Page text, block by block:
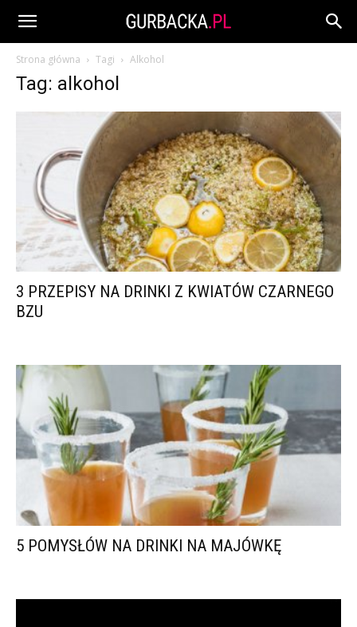
Strona główna Tagi Alkohol
Tag: alkohol
3 PRZEPISY NA DRINKI Z KWIATÓW CZARNEGO
BZU
5 POMYSŁÓW NA DRINKI NA MAJÓWKĘ